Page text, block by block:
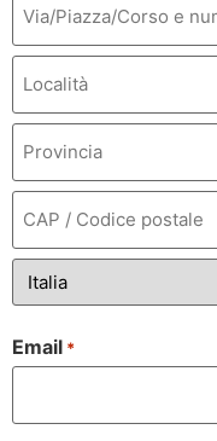
Email *